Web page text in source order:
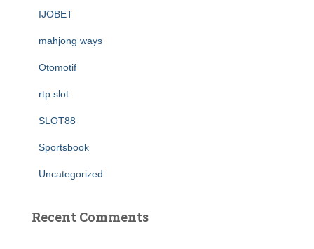
IJOBET
mahjong ways
Otomotif
rtp slot
SLOT88
Sportsbook
Uncategorized
Recent Comments